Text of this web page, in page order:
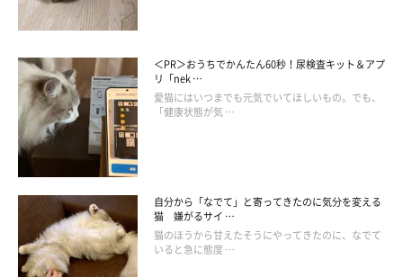
外側に反らせているとき
＜PR＞おうちでかんたん60秒！尿検査キット＆アプ
リ「nek …
愛猫にはいつまでも元気でいてほしいもの。でも、
「健康状態が気 …
自分から「なでて」と寄ってきたのに気分を変える
猫 嫌がるサイ …
猫のほうから甘えたそうにやってきたのに、なでて
いると急に態度 …